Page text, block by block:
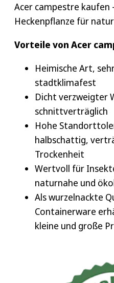
Acer campestre kaufen
Heckenpflanze für
Vorteile von Acer
Heimische Art,
stadtklimafest
Dicht verzweigter
schnittverträglich
Hohe
halbschattig,
Trockenheit
Wertvoll für
naturnahe und
Als wurzelnackte
Containerware
kleine und große